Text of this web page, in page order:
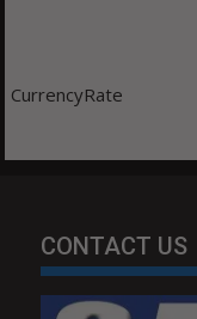
CurrencyRate
CONTACT US